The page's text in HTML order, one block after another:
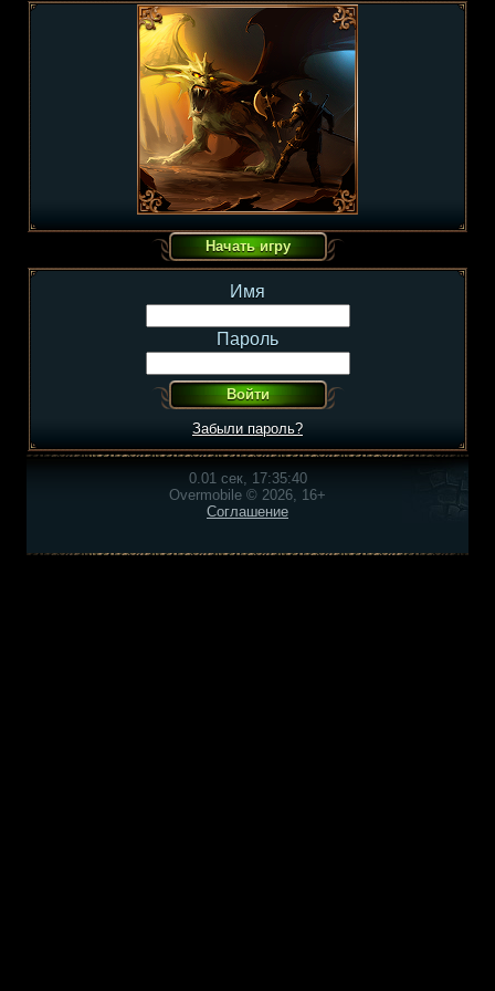
Имя
Пароль
Забыли пароль?
0.01 сек, 17:35:40
Overmobile © 2026, 16+
Соглашение